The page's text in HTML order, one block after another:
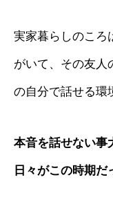
実家暮らしのころ
がいて、その友人
の自分で話せる環
本音を話せない事
日々がこの時期だ